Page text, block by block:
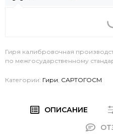
Гиря калибровочная
по межгосударственному
Категории: Гири, САРТОГОСМ
ОПИСАНИЕ